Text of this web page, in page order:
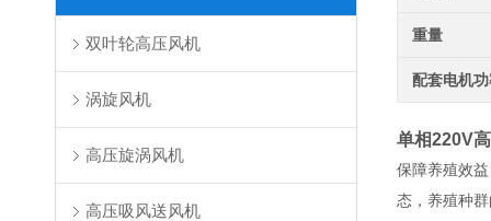
双叶轮高压风机
涡旋风机
高压旋涡风机
高压吸风送风机
重量
配套电机
单相220V
保障养殖效
态，养殖种